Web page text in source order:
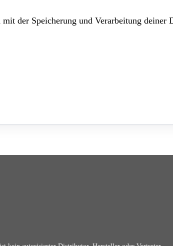
der Speicherung und Verarbeitung deiner